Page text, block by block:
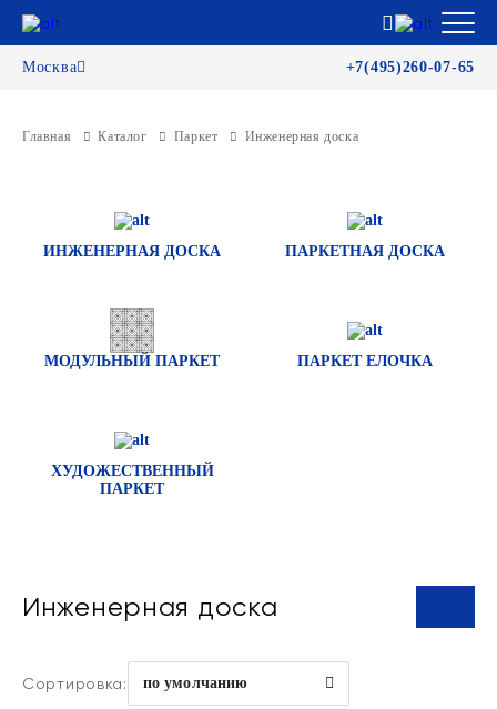
Москва +7(495)260-07-65
Главная Каталог Паркет Инженерная доска
ИНЖЕНЕРНАЯ ДОСКА ПАРКЕТНАЯ ДОСКА
МОДУЛЬНЫЙ ПАРКЕТ ПАРКЕТ ЕЛОЧКА
ХУДОЖЕСТВЕННЫЙ
ПАРКЕТ
Инженерная доска
Сортировка: по умолчанию